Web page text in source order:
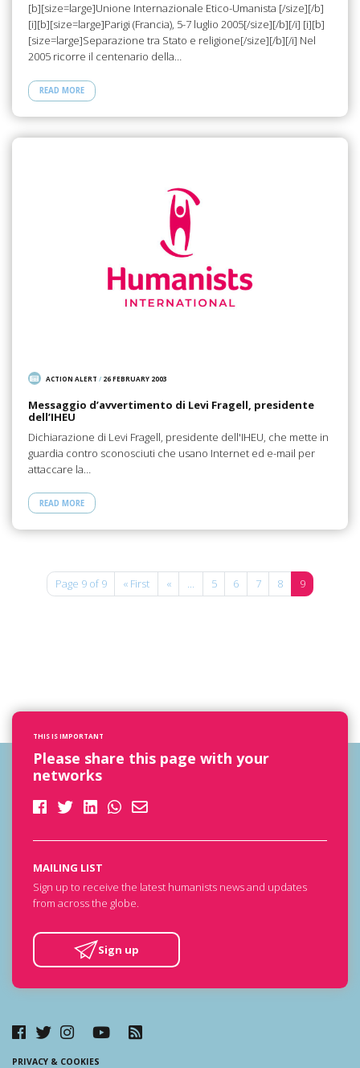
[b][size=large]Unione Internazionale Etico-Umanista [/size][/b]
[i][b][size=large]Parigi (Francia), 5-7 luglio 2005[/size][/b][/i] [i][b]
[size=large]Separazione tra Stato e religione[/size][/b][/i] Nel
2005 ricorre il centenario della…
READ MORE
ACTION ALERT / 26 FEBRUARY 2003
Messaggio d’avvertimento di Levi Fragell, presidente
dell’IHEU
Dichiarazione di Levi Fragell, presidente dell'IHEU, che mette in
guardia contro sconosciuti che usano Internet ed e-mail per
attaccare la…
READ MORE
Page 9 of 9 « First « ... 5 6 7 8 9
THIS IS IMPORTANT
Please share this page with your
networks
MAILING LIST
Sign up to receive the latest humanists news and updates
from across the globe.
Sign up
PRIVACY & COOKIES